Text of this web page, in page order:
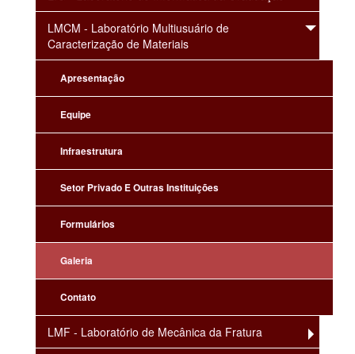
LMCM - Laboratório Multiusuário de
Caracterização de Materiais
Apresentação
Equipe
Infraestrutura
Setor Privado E Outras Instituições
Formulários
Galeria
Contato
LMF - Laboratório de Mecânica da Fratura